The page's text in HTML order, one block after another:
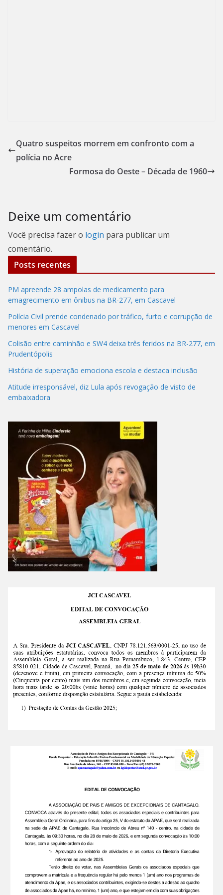
Quatro suspeitos morrem em confronto com a
polícia no Acre
Formosa do Oeste – Década de 1960
Deixe um comentário
Você precisa fazer o login para publicar um
comentário.
Posts recentes
PM apreende 28 ampolas de medicamento para
emagrecimento em ônibus na BR-277, em Cascavel
Polícia Civil prende condenado por tráfico, furto e corrupção de
menores em Cascavel
Colisão entre caminhão e SW4 deixa três feridos na BR-277, em
Prudentópolis
História de superação emociona escola e destaca inclusão
Atitude irresponsável, diz Lula após revogação de visto de
embaixadora